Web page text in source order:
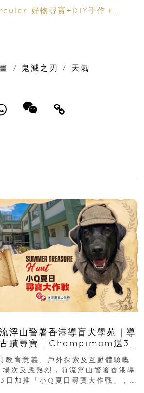
好物尋寶+DIY手作＋慈
/ 鬼滅之刃 /
天氣
浮山警署香港導盲犬學苑｜導
古蹟尋寶 | Champimom送3
教育意義、戶外探索及互動體驗嘅
次反應熱烈，前流浮山警署香港導
日加推「小Q夏日尋寶大作戰」，家